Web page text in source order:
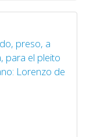
preso, a
para el pleito
Lorenzo de